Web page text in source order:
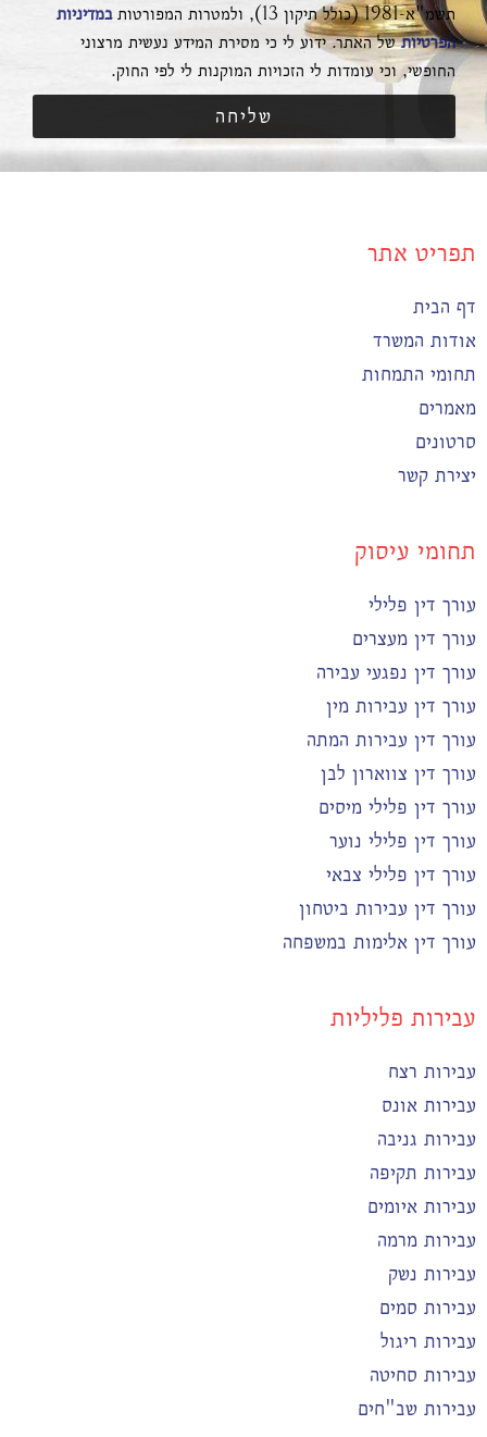
תשמ"א-1981 (כולל תיקון 13), ולמטרות המפורטות
במדיניות
הפרטיותשל האתר. ידוע לי כי מסירת המידע נעשית מרצוני
החופשי, וכי עומדות לי הזכויות המוקנות לי לפי החוק.
שליחה
תפריט אתר
דף הבית
אודות המשרד
תחומי התמחות
מאמרים
סרטונים
יצירת קשר
תחומי עיסוק
עורך דין פלילי
עורך דין מעצרים
עורך דין נפגעי עבירה
עורך דין עבירות מין
עורך דין עבירות המתה
עורך דין צווארון לבן
עורך דין פלילי מיסים
עורך דין פלילי נוער
עורך דין פלילי צבאי
עורך דין עבירות ביטחון
עורך דין אלימות במשפחה
עבירות פליליות
עבירות רצח
עבירות אונס
עבירות גניבה
עבירות תקיפה
עבירות איומים
עבירות מרמה
עבירות נשק
עבירות סמים
עבירות ריגול
עבירות סחיטה
עבירות שב"חים